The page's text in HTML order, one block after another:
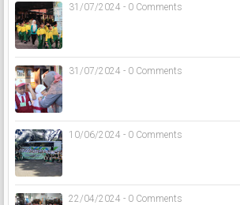
31/07/2024 - 0 Comments
31/07/2024 - 0 Comments
10/06/2024 - 0 Comments
22/04/2024 - 0 Comments